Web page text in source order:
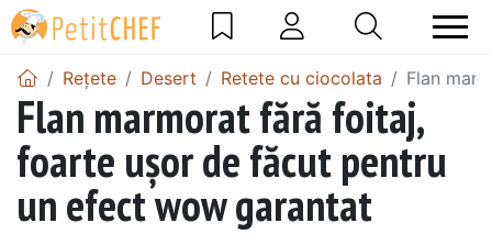
Rețete Desert Retete cu ciocolata Flan
Flan marmorat fără foitaj,
foarte ușor de făcut pentru
un efect wow garantat